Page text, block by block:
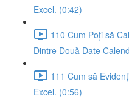
Excel. (0:42)
110 Cum Poți să
Dintre Două Date
111 Cum să
Excel. (0:56)